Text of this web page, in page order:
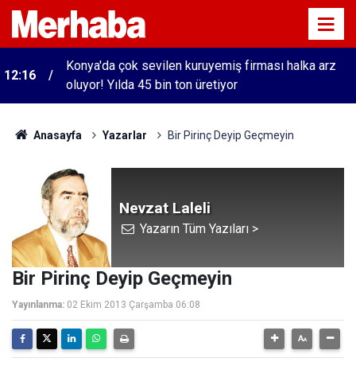
12:16
Konya'da çok sevilen kuruyemiş firması halka arz
oluyor! Yılda 45 bin ton üretiyor
Anasayfa Yazarlar Bir Pirinç Deyip Geçmeyin
Nevzat Laleli
Yazarın Tüm Yazıları >
Bir Pirinç Deyip Geçmeyin
Yayınlanma: 02 Ekim 2013 Çarşamba 06:08